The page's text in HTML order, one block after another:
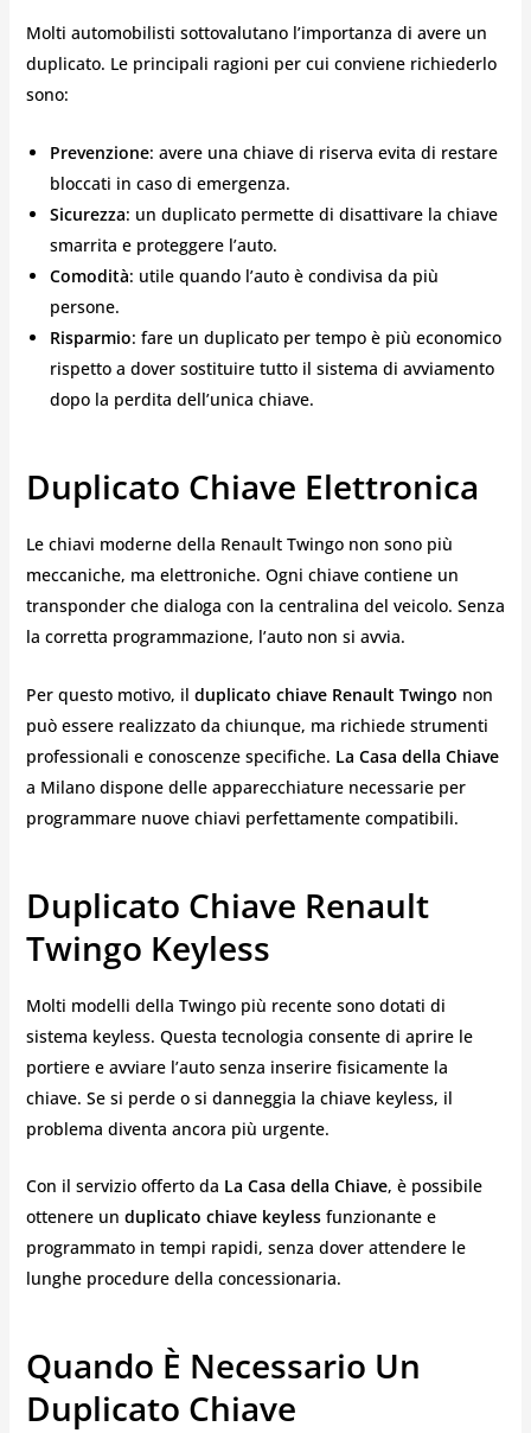
Molti automobilisti sottovalutano l’importanza di avere un
duplicato. Le principali ragioni per cui conviene richiederlo
sono:
Prevenzione: avere una chiave di riserva evita di restare
bloccati in caso di emergenza.
Sicurezza: un duplicato permette di disattivare la chiave
smarrita e proteggere l’auto.
Comodità: utile quando l’auto è condivisa da più
persone.
Risparmio: fare un duplicato per tempo è più economico
rispetto a dover sostituire tutto il sistema di avviamento
dopo la perdita dell’unica chiave.
Duplicato Chiave Elettronica
Le chiavi moderne della Renault Twingo non sono più
meccaniche, ma elettroniche. Ogni chiave contiene un
transponder che dialoga con la centralina del veicolo. Senza
la corretta programmazione, l’auto non si avvia.
Per questo motivo, il duplicato chiave Renault Twingo non
può essere realizzato da chiunque, ma richiede strumenti
professionali e conoscenze specifiche. La Casa della Chiave
a Milano dispone delle apparecchiature necessarie per
programmare nuove chiavi perfettamente compatibili.
Duplicato Chiave Renault
Twingo Keyless
Molti modelli della Twingo più recente sono dotati di
sistema keyless. Questa tecnologia consente di aprire le
portiere e avviare l’auto senza inserire fisicamente la
chiave. Se si perde o si danneggia la chiave keyless, il
problema diventa ancora più urgente.
Con il servizio offerto da La Casa della Chiave, è possibile
ottenere un duplicato chiave keylessfunzionante e
programmato in tempi rapidi, senza dover attendere le
lunghe procedure della concessionaria.
Quando È Necessario Un
Duplicato Chiave